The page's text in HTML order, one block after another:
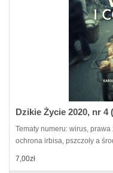
Dzikie Życie 2020, nr
Tematy numeru: wirus,
ochrona irbisa, pszczoły a
7,00zł